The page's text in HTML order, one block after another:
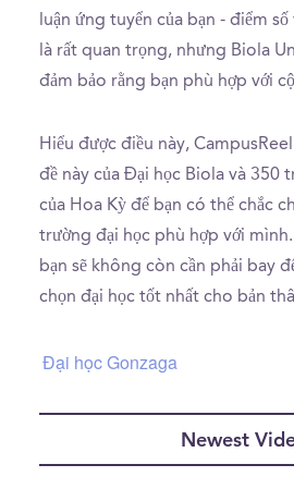
luận ứng tuyển của bạn - điểm
là rất quan trọng, nhưng Biola
đảm bảo rằng bạn phù hợp với
Hiểu được điều này,
đề này của Đại học Biola và 350
của Hoa Kỳ để bạn có thể chắc
trường đại học phù hợp với
bạn sẽ không còn cần phải bay
chọn đại học tốt nhất cho bản
Đại học Gonzaga
Newest